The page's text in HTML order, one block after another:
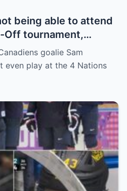
being able to attend
Off tournament,
made a
that made the
him and the team’s
goalie Sam
even play at the 4 Nations